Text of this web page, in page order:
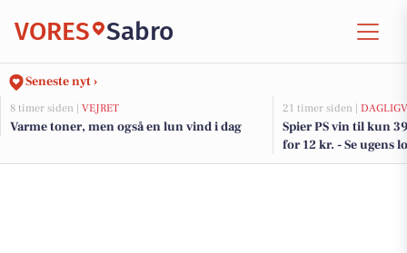
VORES Sabro
Seneste nyt ›
8 timer siden | VEJRET
Varme toner, men også en lun vind i dag
21 timer siden |
Spier PS vin til kun
for 12 kr. - Se ugens